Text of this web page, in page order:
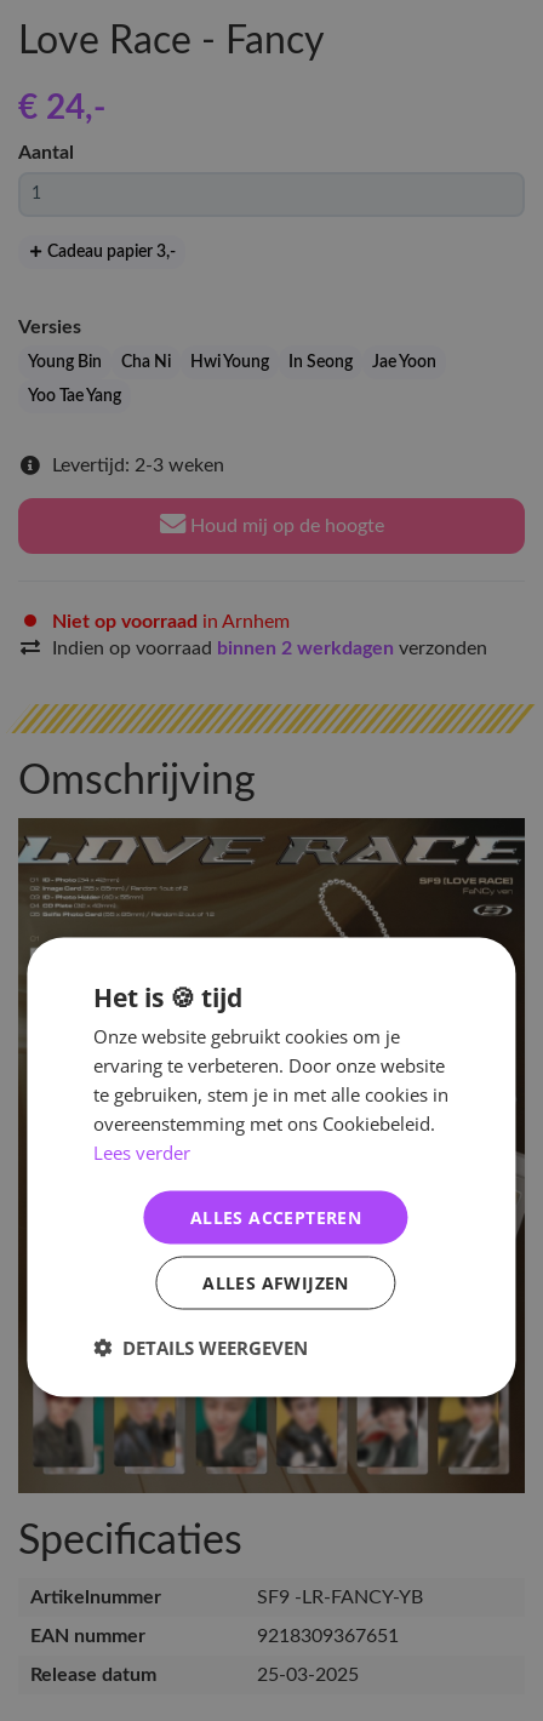
Love Race - Fancy
€ 24,-
Aantal
Cadeau papier 3,-
Versies
Young Bin Cha Ni Hwi Young In Seong
Jae Yoon
Yoo Tae Yang
Levertijd: 2-3 weken
Houd mij op de hoogte
Niet op voorraad in Arnhem
Indien op voorraad binnen 2 werkdagen verzonden
Omschrijving
Specificaties
Artikelnummer
SF9 -LR-FANCY-YB
EAN nummer
9218309367651
Release datum
25-03-2025
Het is 🍪 tijd
Onze website gebruikt cookies om je
ervaring te verbeteren. Door onze website
te gebruiken, stem je in met alle cookies in
overeenstemming met ons Cookiebeleid.
Lees verder
ALLES ACCEPTEREN
ALLES AFWIJZEN
DETAILS WEERGEVEN